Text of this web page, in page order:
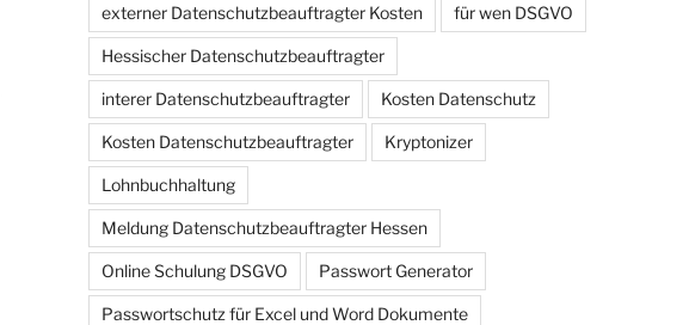
externer Datenschutzbeauftragter Kosten für wen DSGVO
Hessischer Datenschutzbeauftragter
interer Datenschutzbeauftragter Kosten Datenschutz
Kosten Datenschutzbeauftragter Kryptonizer
Lohnbuchhaltung
Meldung Datenschutzbeauftragter Hessen
Online Schulung DSGVO Passwort Generator
Passwortschutz für Excel und Word Dokumente